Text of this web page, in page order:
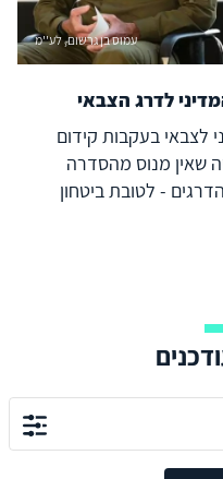
עמוס בן גרשום, לע''מ
לדרג הצבאי
לצבאי בעקבות קידום
המשפט מדגישה שאין מנוס מהסדרה
- לטובת ביטחון